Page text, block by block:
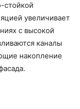
стойкой
увеличивает
с высокой
каналы
накопление